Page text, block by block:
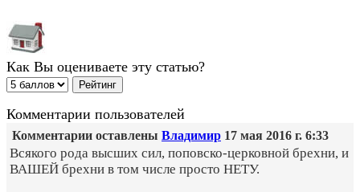
Как Вы оцениваете эту статью?
Комментарии пользователей
Комментарии оставлены Владимир 17 мая 2016 г. 6:33
Всякого рода высших сил, поповско-церковной брехни, и
ВАШЕЙ брехни в том числе просто НЕТУ.